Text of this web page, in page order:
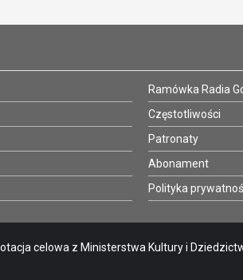
Ramówka Radia
Częstotliwości
Patronaty
Abonament
Polityka
celowa z Ministerstwa Kultury i